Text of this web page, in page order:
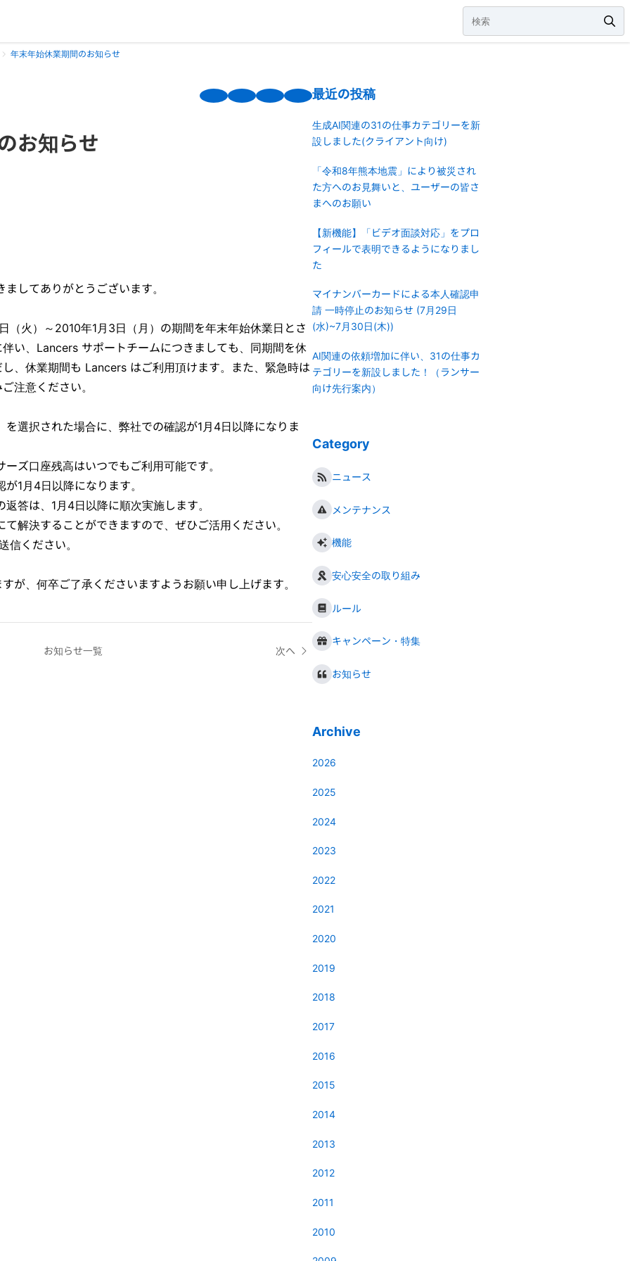
年末年始休業期間のお知らせ
お知らせ
してありがとうございます。
（火）～2010年1月3日（月）の期間を年末年始休業日とさ
い、Lancers サポートチームにつきましても、同期間を休
、休業期間も Lancers はご利用頂けます。また、緊急時は
注意ください。
選択された場合に、弊社での確認が1月4日以降になりま
ズ口座残高はいつでもご利用可能です。
1月4日以降になります。
答は、1月4日以降に順次実施します。
て解決することができますので、ぜひご活用ください。
信ください。
が、何卒ご了承くださいますようお願い申し上げます。
お知らせ一覧 次へ
最近の投稿
生成AI関連の31の仕事カテゴリーを新
設しました(クライアント向け)
「令和8年熊本地震」により被災され
た方へのお見舞いと、ユーザーの皆さ
まへのお願い
【新機能】「ビデオ面談対応」をプロ
フィールで表明できるようになりまし
た
マイナンバーカードによる本人確認申
請 一時停止のお知らせ (7月29日
(水)~7月30日(木))
AI関連の依頼増加に伴い、31の仕事カ
テゴリーを新設しました！（ランサー
向け先行案内）
Category
ニュース
メンテナンス
機能
安心安全の取り組み
ルール
キャンペーン・特集
お知らせ
Archive
2026
2025
2024
2023
2022
2021
2020
2019
2018
2017
2016
2015
2014
2013
2012
2011
2010